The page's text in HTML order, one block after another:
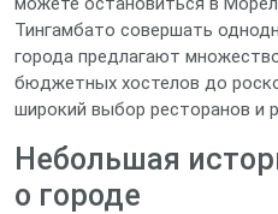
Тингамбато совершать
города предлагают
бюджетных хостелов до
широкий выбор ресторанов и
Небольшая
о городе